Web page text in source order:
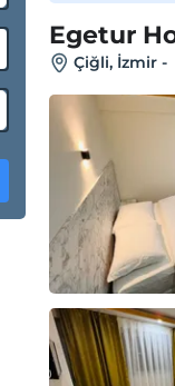
Egetur
Çiğli, İzmir-